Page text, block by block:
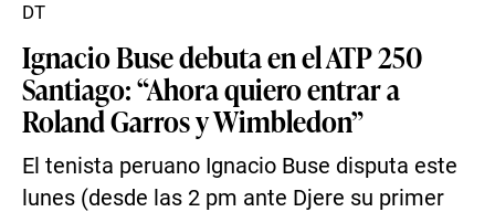
Ignacio Buse debuta en el ATP 250
Santiago: “Ahora quiero entrar a
Roland Garros y Wimbledon”
El tenista peruano Ignacio Buse disputa este
lunes (desde las 2 pm ante Djere su primer
DT